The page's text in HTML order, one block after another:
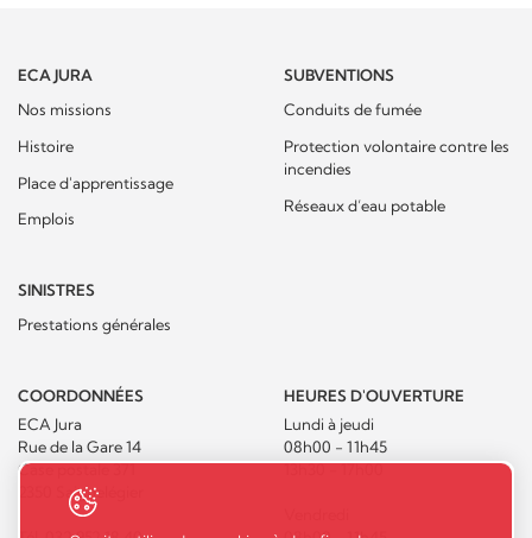
ECA JURA
Nos missions
Histoire
Place d'apprentissage
Emplois
SUBVENTIONS
Conduits de fumée
Protection volontaire contre les
incendies
Réseaux d’eau potable
SINISTRES
Prestations générales
COORDONNÉES
ECA Jura
Rue de la Gare 14
Case postale 371
2350 Saignelégier
HEURES D'OUVERTURE
Lundi à jeudi
08h00 - 11h45
13h30 - 17h00